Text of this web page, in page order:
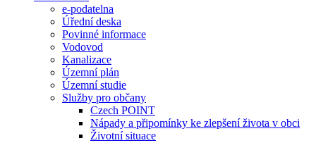
e-podatelna
Úřední deska
Povinné informace
Vodovod
Kanalizace
Územní plán
Územní studie
Služby pro občany
Czech POINT
Nápady a připomínky ke zlepšení života v obci
Životní situace